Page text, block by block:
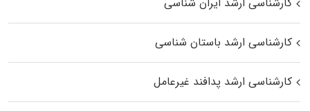
کارشناسی ارشد باستان شناسی
کارشناسی ارشد پدافند غیرعامل